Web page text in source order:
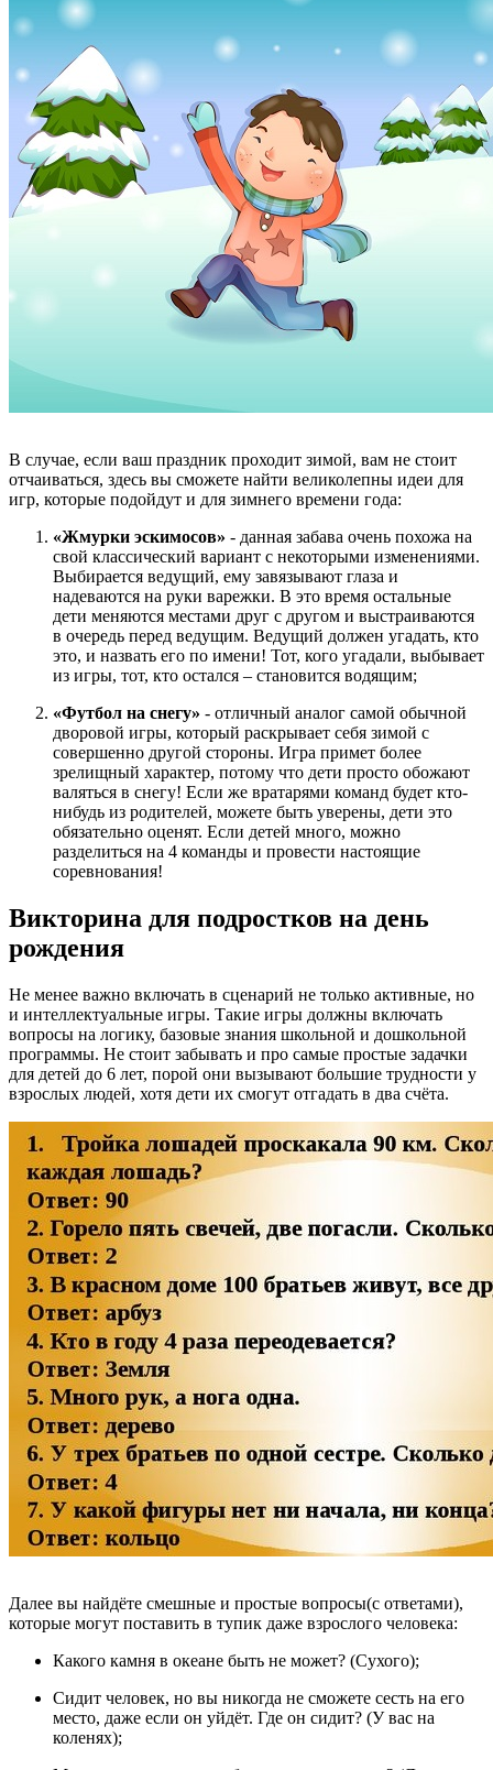
В случае, если ваш праздник проходит зимой, вам не стоит
отчаиваться, здесь вы сможете найти великолепны идеи для
игр, которые подойдут и для зимнего времени года:
«Жмурки эскимосов» - данная забава очень похожа на
свой классический вариант с некоторыми изменениями.
Выбирается ведущий, ему завязывают глаза и
надеваются на руки варежки. В это время остальные
дети меняются местами друг с другом и выстраиваются
в очередь перед ведущим. Ведущий должен угадать, кто
это, и назвать его по имени! Тот, кого угадали, выбывает
из игры, тот, кто остался – становится водящим;
«Футбол на снегу» - отличный аналог самой обычной
дворовой игры, который раскрывает себя зимой с
совершенно другой стороны. Игра примет более
зрелищный характер, потому что дети просто обожают
валяться в снегу! Если же вратарями команд будет кто-
нибудь из родителей, можете быть уверены, дети это
обязательно оценят. Если детей много, можно
разделиться на 4 команды и провести настоящие
соревнования!
Викторина для подростков на день
рождения
Не менее важно включать в сценарий не только активные, но
и интеллектуальные игры. Такие игры должны включать
вопросы на логику, базовые знания школьной и дошкольной
программы. Не стоит забывать и про самые простые задачки
для детей до 6 лет, порой они вызывают большие трудности у
взрослых людей, хотя дети их смогут отгадать в два счёта.
Далее вы найдёте смешные и простые вопросы(с ответами),
которые могут поставить в тупик даже взрослого человека:
Какого камня в океане быть не может? (Сухого);
Сидит человек, но вы никогда не сможете сесть на его
место, даже если он уйдёт. Где он сидит? (У вас на
коленях);